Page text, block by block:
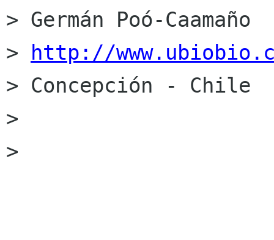
> Germán Poó-Caamaño
>
http://
> Concepción - Chile
>
>